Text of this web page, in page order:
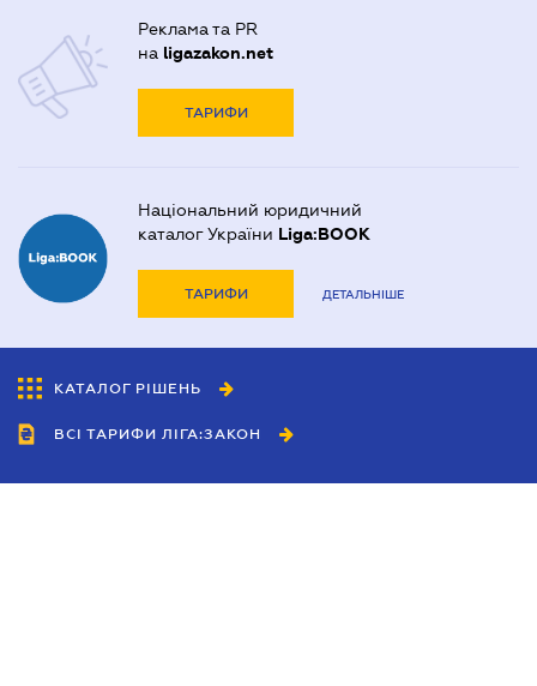
Реклама та PR
на ligazakon.net
ТАРИФИ
Національний юридичний
каталог України Liga:BOOK
ТАРИФИ ДЕТАЛЬНІШЕ
КАТАЛОГ РІШЕНЬ
ВСІ ТАРИФИ ЛІГА:ЗАКОН